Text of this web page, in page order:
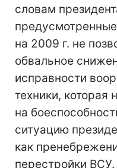
словам
на 2009 г. не
обвальное
исправности
техники, которая
на
ситуацию
как
перестройки